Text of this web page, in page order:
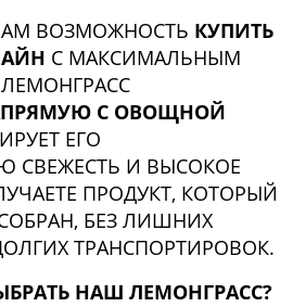
ВОЗМОЖНОСТЬ КУПИТЬ
С МАКСИМАЛЬНЫМ
С ОВОЩНОЙ
ЕГО
СВЕЖЕСТЬ И ВЫСОКОЕ
ПРОДУКТ, КОТОРЫЙ
БЕЗ ЛИШНИХ
ТРАНСПОРТИРОВОК.
НАШ ЛЕМОНГРАСС?